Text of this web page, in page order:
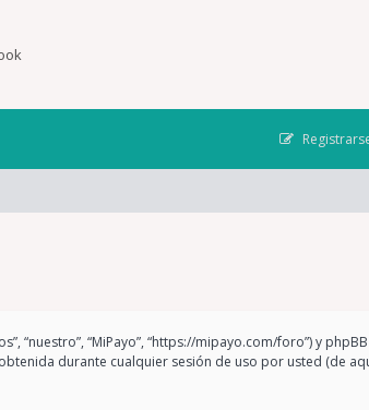
“nuestro”, “MiPayo”, “https://mipayo.com/foro”) y
obtenida durante cualquier sesión de uso por usted (de